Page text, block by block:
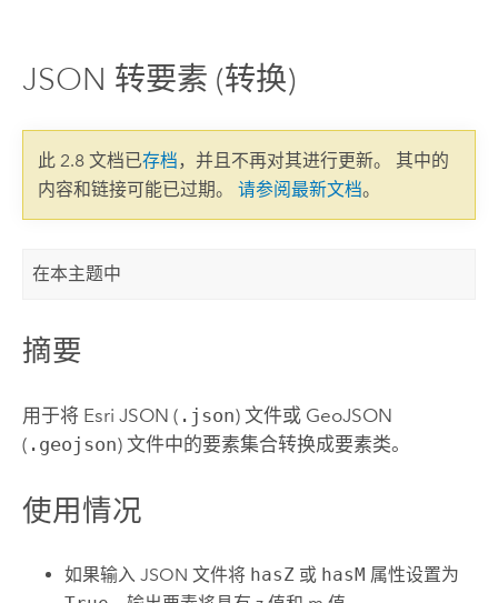
JSON 转要素 (转换)
此 2.8 文档已存档，并且不再对其进行更新。 其中的
内容和链接可能已过期。 请参阅最新文档。
在本主题中
摘要
用于将 Esri JSON ( .json) 文件或 GeoJSON
( .geojson) 文件中的要素集合转换成要素类。
使用情况
如果输入 JSON 文件将 hasZ 或 hasM 属性设置为